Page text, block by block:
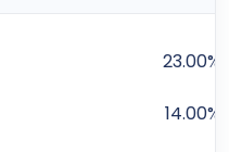
23.00%
14.00%